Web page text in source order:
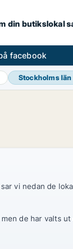
din butikslokal
facebook
Stockholms län
vi nedan de
de har valts